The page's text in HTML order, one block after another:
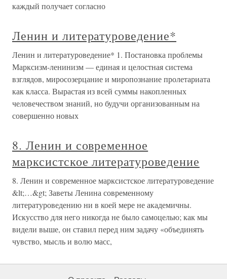
каждый получает согласно
Ленин и литературоведение*
Ленин и литературоведение* 1. Постановка проблемы
Марксизм-ленинизм — единая и целостная система
взглядов, миросозерцание и миропознание пролетариата
как класса. Вырастая из всей суммы накопленных
человечеством знаний, но будучи организованным на
совершенно новых
8. Ленин и современное
марксистское литературоведение
8. Ленин и современное марксистское литературоведение
&lt;…&gt; Заветы Ленина современному
литературоведению ни в коей мере не академичны.
Искусство для него никогда не было самоцелью; как мы
видели выше, он ставил перед ним задачу «объединять
чувство, мысль и волю масс,